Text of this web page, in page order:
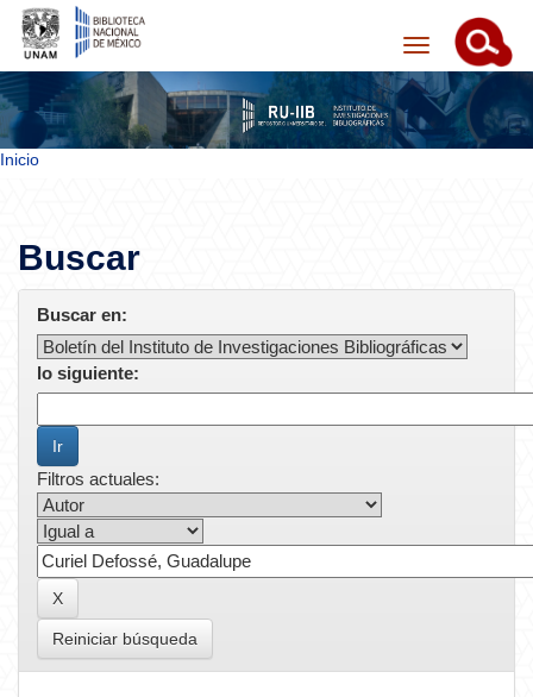
Skip navigation
Inicio
Buscar
Buscar en:
lo siguiente:
Filtros actuales:
Reiniciar búsqueda